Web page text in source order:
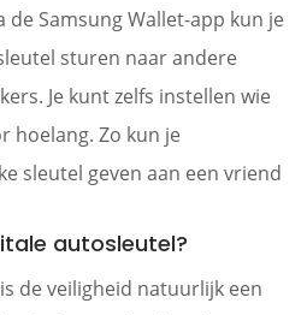
Samsung Wallet-app kun je
sturen naar andere
Je kunt zelfs instellen wie
hoelang. Zo kun je
sleutel geven aan een vriend
autosleutel?
de veiligheid natuurlijk een